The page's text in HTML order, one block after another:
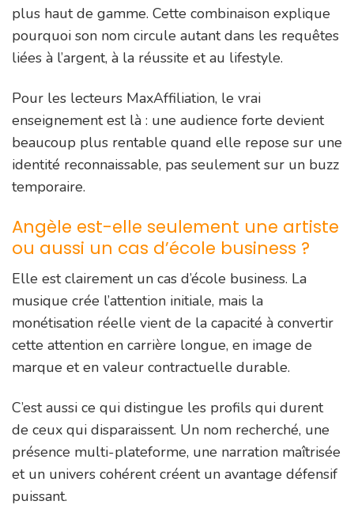
plus haut de gamme. Cette combinaison explique
pourquoi son nom circule autant dans les requêtes
liées à l’argent, à la réussite et au lifestyle.
Pour les lecteurs MaxAffiliation, le vrai
enseignement est là : une audience forte devient
beaucoup plus rentable quand elle repose sur une
identité reconnaissable, pas seulement sur un buzz
temporaire.
Angèle est-elle seulement une artiste
ou aussi un cas d’école business ?
Elle est clairement un cas d’école business. La
musique crée l’attention initiale, mais la
monétisation réelle vient de la capacité à convertir
cette attention en carrière longue, en image de
marque et en valeur contractuelle durable.
C’est aussi ce qui distingue les profils qui durent
de ceux qui disparaissent. Un nom recherché, une
présence multi-plateforme, une narration maîtrisée
et un univers cohérent créent un avantage défensif
puissant.